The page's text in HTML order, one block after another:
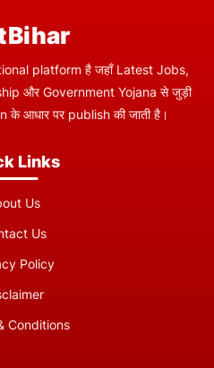
platform है जहाँ Latest Jobs,
और Government Yojana से जुड़ी
के आधार पर publish की जाती है।
Links
Us
Us
Policy
Conditions